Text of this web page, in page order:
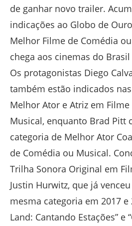
de ganhar novo trailer.
indicações ao Globo de
Melhor Filme de Comédia
chega aos cinemas do
Os protagonistas Diego
também estão indicados
Melhor Ator e Atriz em
Musical, enquanto Brad Pitt
categoria de Melhor Ator
de Comédia ou Musical.
Trilha Sonora Original em
Justin Hurwitz, que já
mesma categoria em 2017 e
Land: Cantando Estações” e